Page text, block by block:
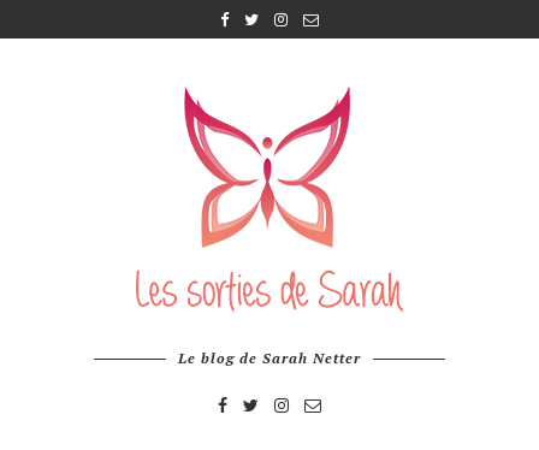
Le blog de Sarah Netter